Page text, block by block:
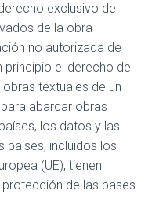
exclusivo de
de la obra
no autorizada de
principio el derecho de
textuales de un
abarcar obras
los datos y las
países, incluidos los
(UE), tienen
de las bases